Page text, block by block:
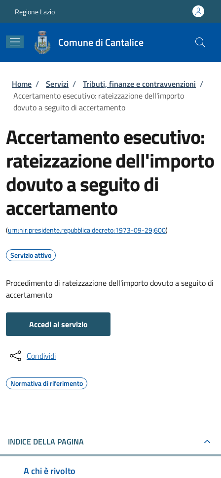
Regione Lazio
Comune di Cantalice
Briciole di pane
Home / Servizi / Tributi, finanze e contravvenzioni /
Accertamento esecutivo: rateizzazione dell'importo
dovuto a seguito di accertamento
Accertamento esecutivo:
rateizzazione dell'importo
dovuto a seguito di
accertamento
(urn:nir:presidente.repubblica:decreto:1973-09-29;600)
Servizio attivo
Procedimento di rateizzazione dell'importo dovuto a seguito di
accertamento
Accedi al servizio
Condividi
Normativa di riferimento
INDICE DELLA PAGINA
A chi è rivolto